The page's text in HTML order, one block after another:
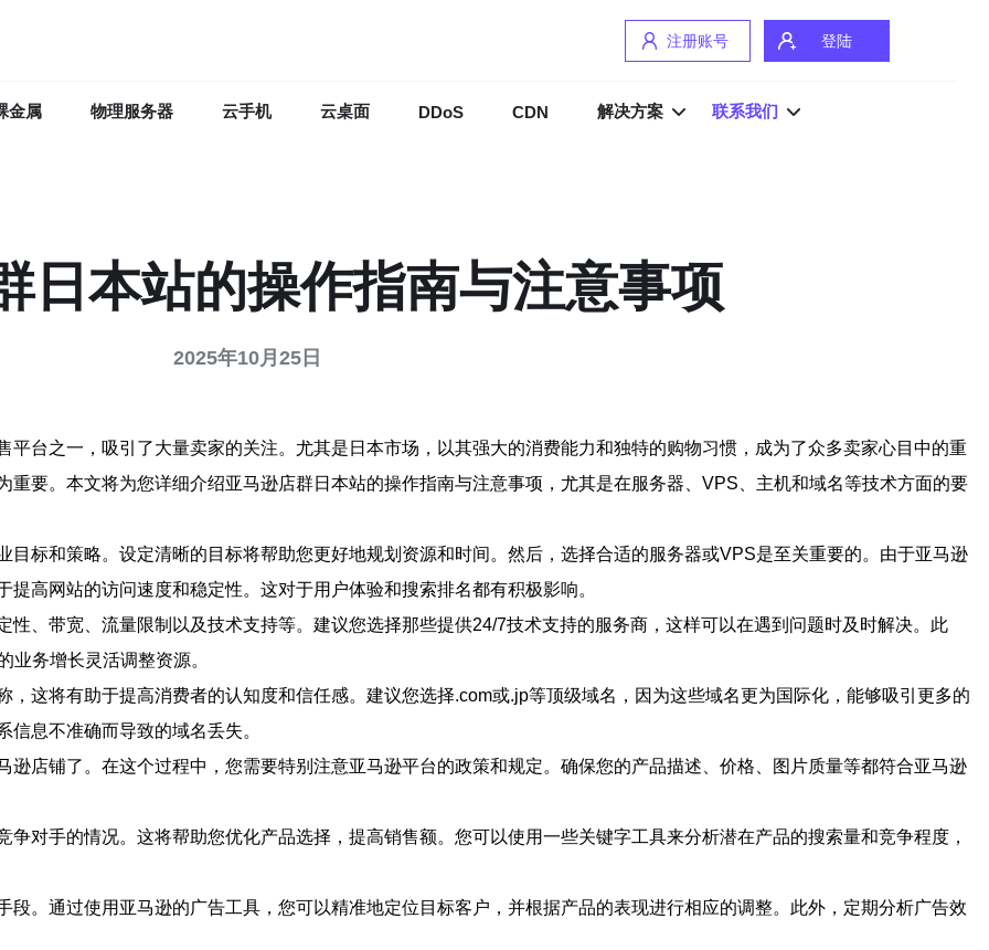
注册账号 登陆
金属 物理服务器 云手机 云桌面 DDoS CDN 解决方案 联系我们
日本站的操作指南与注意事项
2025年10月25日
台之一，吸引了大量卖家的关注。尤其是日本市场，以其强大的消费能力和独特的购物习惯，成为了众多卖家心目中的重
要。本文将为您详细介绍亚马逊店群日本站的操作指南与注意事项，尤其是在服务器、VPS、主机和域名等技术方面的要
标和策略。设定清晰的目标将帮助您更好地规划资源和时间。然后，选择合适的服务器或VPS是至关重要的。由于亚马逊
高网站的访问速度和稳定性。这对于用户体验和搜索排名都有积极影响。
、带宽、流量限制以及技术支持等。建议您选择那些提供24/7技术支持的服务商，这样可以在遇到问题时及时解决。此
务增长灵活调整资源。
这将有助于提高消费者的认知度和信任感。建议您选择.com或.jp等顶级域名，因为这些域名更为国际化，能够吸引更多的
息不准确而导致的域名丢失。
店铺了。在这个过程中，您需要特别注意亚马逊平台的政策和规定。确保您的产品描述、价格、图片质量等都符合亚马逊
对手的情况。这将帮助您优化产品选择，提高销售额。您可以使用一些关键字工具来分析潜在产品的搜索量和竞争程度，
。通过使用亚马逊的广告工具，您可以精准地定位目标客户，并根据产品的表现进行相应的调整。此外，定期分析广告效